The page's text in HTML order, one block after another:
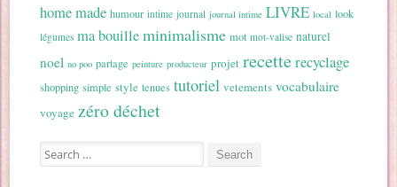
home made humour intime journal journal intime LIVRE local look
légumes ma bouilleminimalisme mot mot-valise naturel
noel no poo partage peinture producteur projet recetterecyclage
shopping simple style tenues tutoriel vetements vocabulaire
voyage zéro déchet
Search for: